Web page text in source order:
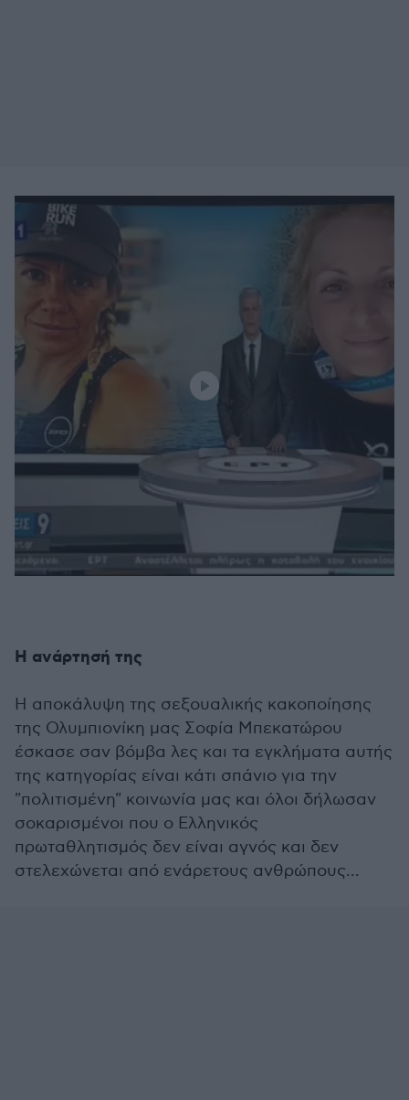
Η ανάρτησή της
H αποκάλυψη της σεξουαλικής κακοποίησης
της Ολυμπιονίκη μας Σοφία Μπεκατώρου
έσκασε σαν βόμβα λες και τα εγκλήματα αυτής
της κατηγορίας είναι κάτι σπάνιο για την
"πολιτισμένη" κοινωνία μας και όλοι δήλωσαν
σοκαρισμένοι που ο Ελληνικός
πρωταθλητισμός δεν είναι αγνός και δεν
στελεχώνεται από ενάρετους ανθρώπους...